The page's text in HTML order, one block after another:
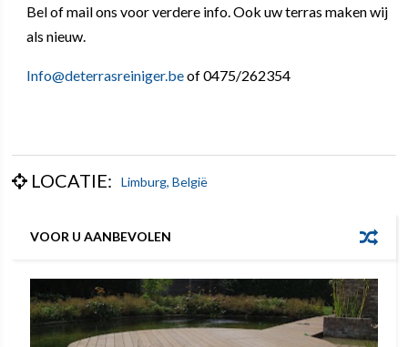
Bel of mail ons voor verdere info. Ook uw terras maken wij
als nieuw.
Info@deterrasreiniger.beof 0475/262354
LOCATIE: Limburg, België
VOOR U AANBEVOLEN